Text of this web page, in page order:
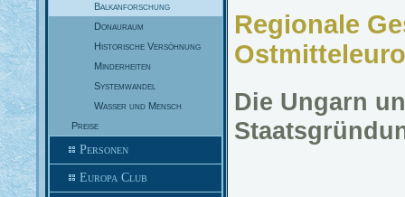
Balkanforschung
Donauraum
Historische Versöhnung
Minderheiten
Systemwandel
Wasser und Mensch
Preise
Personen
Europa Club
Regionale
Die Ungarn